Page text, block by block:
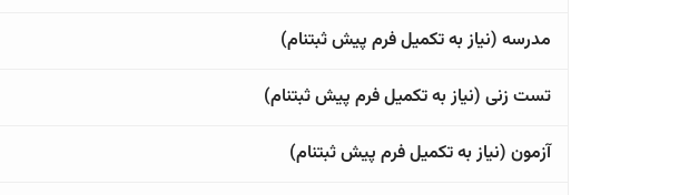
مدرسه (نیاز به تکمیل فرم پیش ثبتنام)
تست زنی (نیاز به تکمیل فرم پیش ثبتنام)
آزمون (نیاز به تکمیل فرم پیش ثبتنام)